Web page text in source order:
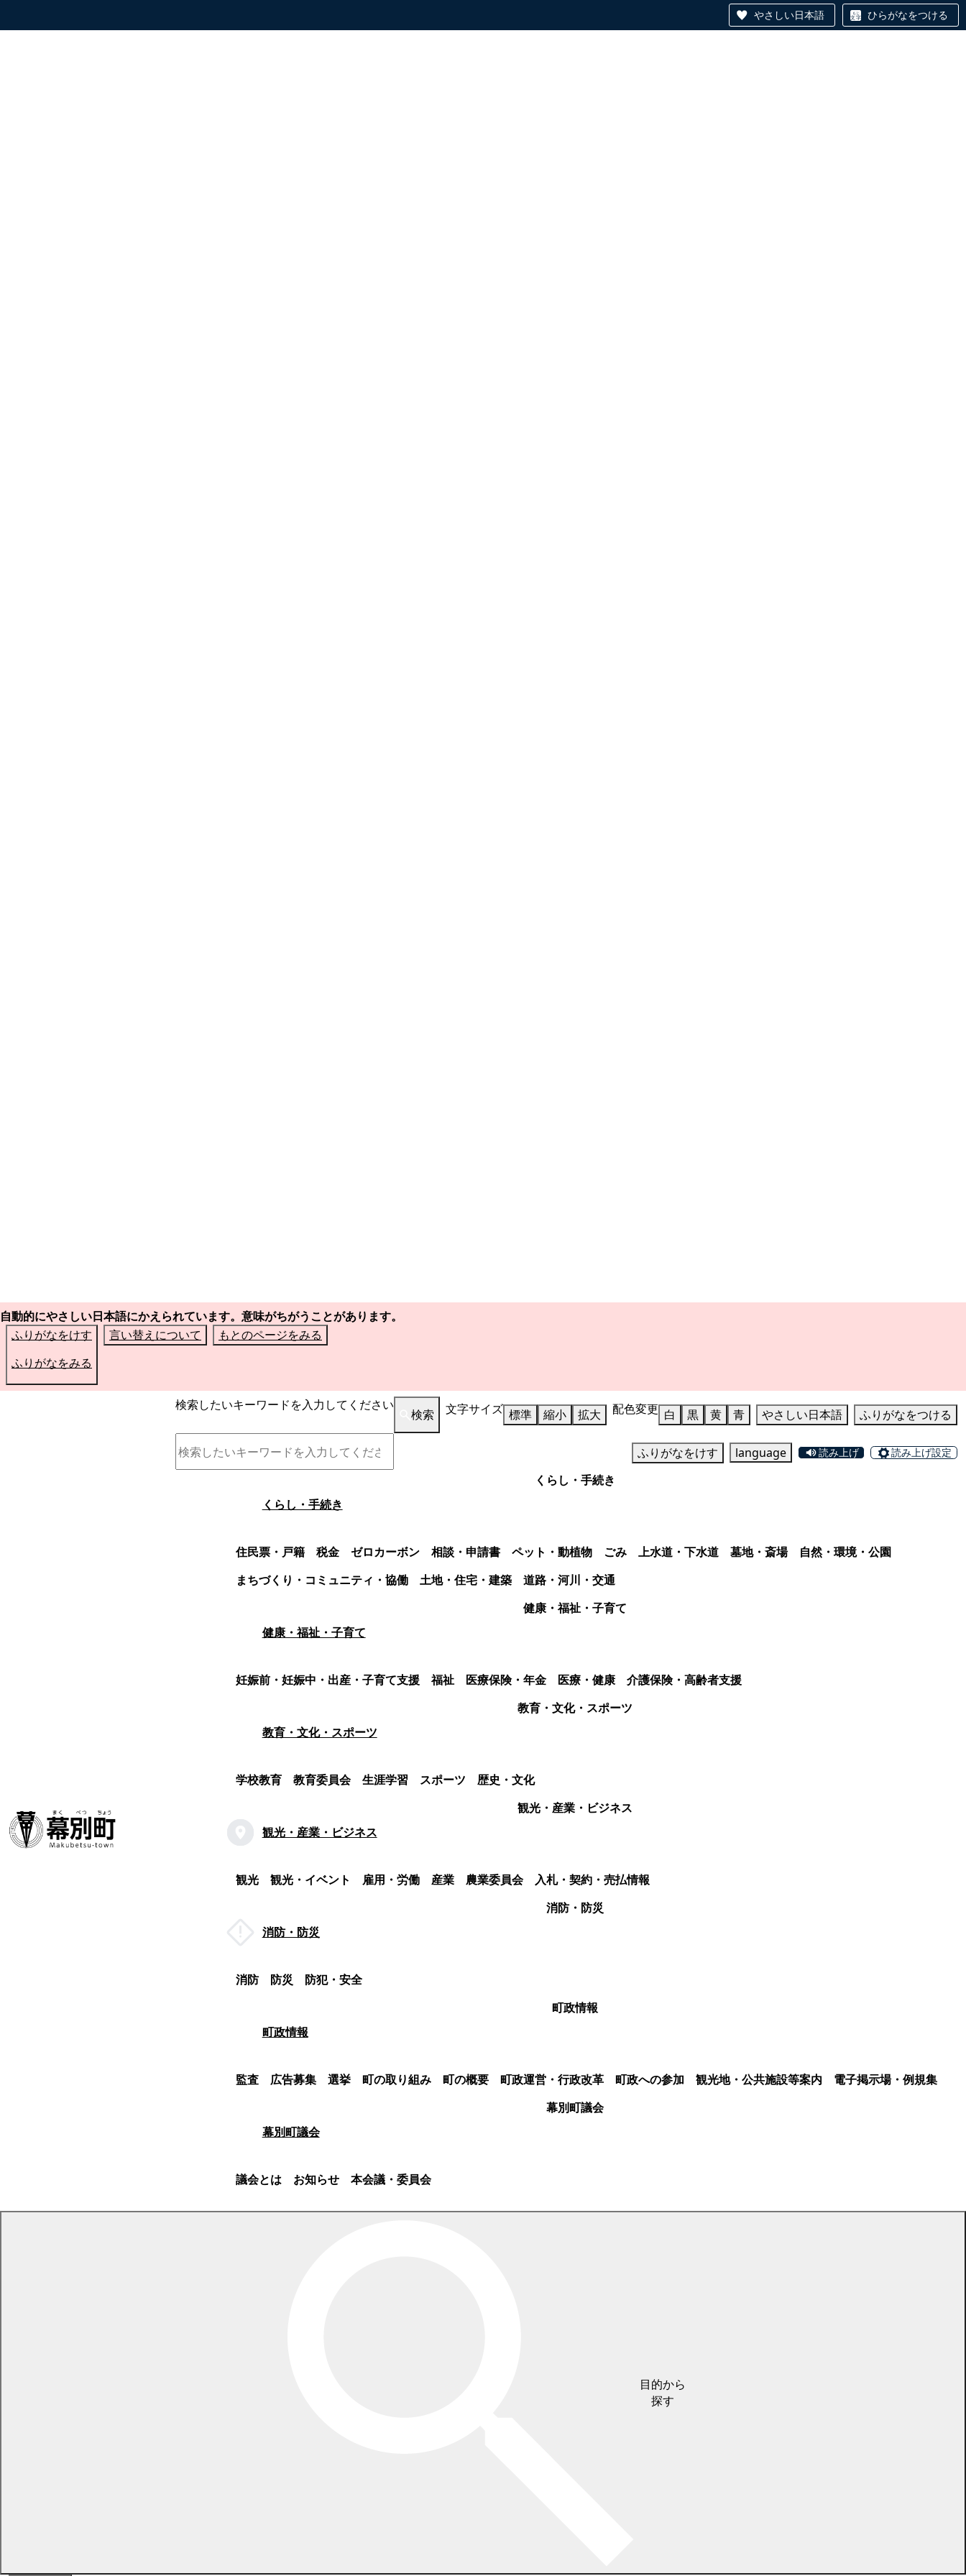
やさしい日本語 ひらがなをつける
自動的にやさしい日本語にかえられています。意味がちがうことがあります。
ふりがなをけす
ふりがなをみる
言い替えについて もとのページをみる
検索したいキーワードを入力してください
検索 文字サイズ 標準 縮小 拡大 配色変更 白 黒 黄 青 やさしい日本語 ふりがなをつける
ふりがなをけす language 読み上げ 読み上げ設定
くらし・手続き
くらし・手続き
住民票・戸籍 税金 ゼロカーボン 相談・申請書 ペット・動植物 ごみ 上水道・下水道 墓地・斎場
自然・環境・公園
まちづくり・コミュニティ・協働
土地・住宅・建築
道路・河川・交通
健康・福祉・子育て
健康・福祉・子育て
妊娠前・妊娠中・出産・子育て支援 福祉 医療保険・年金 医療・健康
介護保険・高齢者支援
教育・文化・スポーツ
教育・文化・スポーツ
学校教育 教育委員会 生涯学習 スポーツ
歴史・文化
観光・産業・ビジネス
観光・産業・ビジネス
観光 観光・イベント 雇用・労働 産業 農業委員会
入札・契約・売払情報
消防・防災
消防・防災
消防 防災
防犯・安全
町政情報
町政情報
監査 広告募集 選挙 町の取り組み 町の概要 町政運営・行政改革 町政への参加 観光地・公共施設等案内
電子掲示場・例規集
幕別町議会
幕別町議会
議会とは お知らせ 本会議・委員会
目的から
探す